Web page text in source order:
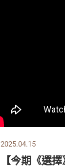
2025.04.15
【今期《選